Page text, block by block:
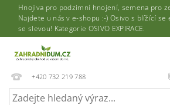
Hnojiva pro podzimní hnojení, semena pro
Najdete u nás v e-shopu :-) Osivo s blížící
se slevou! Kategorie OSIVO EXPIRACE.
+420 732 219 788